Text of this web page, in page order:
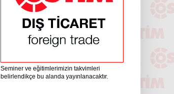
Seminer ve eğitimlerimizin takvimleri
belirlendikçe bu alanda yayınlanacaktır.